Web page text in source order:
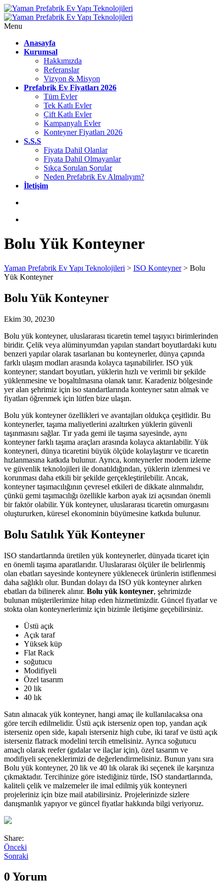
Menu
Anasayfa
Kurumsal
Hakkımızda
Referanslar
Vizyon & Misyon
Prefabrik Ev Fiyatları 2026
Tüm Evler
Tek Katlı Evler
Çift Katlı Evler
Kampanyalı Evler
Konteyner Fiyatları 2026
S.S.S
Fiyata Dahil Olanlar
Fiyata Dahil Olmayanlar
Sıkça Sorulan Sorular
Neden Prefabrik Ev Almalıyım?
İletişim
Bolu Yük Konteyner
Yaman Prefabrik Ev Yapı Teknolojileri > ISO Konteyner> Bolu
Yük Konteyner
Bolu Yük Konteyner
Ekim 30, 20230
Bolu yük konteyner, uluslararası ticaretin temel taşıyıcı birimlerinden
biridir. Çelik veya alüminyumdan yapılan standart boyutlardaki kutu
benzeri yapılar olarak tasarlanan bu konteynerler, dünya çapında
farklı ulaşım modları arasında kolayca taşınabilirler. ISO yük
konteyner; standart boyutları, yüklerin hızlı ve verimli bir şekilde
yüklenmesine ve boşaltılmasına olanak tanır. Karadeniz bölgesinde
yer alan şehrimiz için iso standartlarında konteyner satın almak ve
fiyatları öğrenmek için lütfen bize ulaşın.
Bolu yük konteyner özellikleri ve avantajları oldukça çeşitlidir. Bu
konteynerler, taşıma maliyetlerini azaltırken yüklerin güvenli
taşınmasını sağlar. Tır yada gemi ile taşıma sayesinde, aynı
konteyner farklı taşıma araçları arasında kolayca aktarılabilir. Yük
konteyneri, dünya ticaretini büyük ölçüde kolaylaştırır ve ticaretin
hızlanmasına katkıda bulunur. Ayrıca, konteynerler modern izleme
ve güvenlik teknolojileri ile donatıldığından, yüklerin izlenmesi ve
korunması daha etkili bir şekilde gerçekleştirilebilir. Ancak,
konteyner taşımacılığının çevresel etkileri de dikkate alınmalıdır,
çünkü gemi taşımacılığı özellikle karbon ayak izi açısından önemli
bir faktör olabilir. Yük konteyner, uluslararası ticaretin omurgasını
oluştururken, küresel ekonominin büyümesine katkıda bulunur.
Bolu Satılık Yük Konteyner
ISO standartlarında üretilen yük konteynerler, dünyada ticaret için
en önemli taşıma aparatlarıdır. Uluslararası ölçüler ile belirlenmiş
olan ebatları sayesinde konteynere yüklenecek ürünlerin istiflenmesi
daha sağlıklı olur. Bundan dolayı da ISO yük konteyner alırken
ebatları da bilinerek alınır. Bolu yük konteyner, şehrimizde
bulunan müşterilerimize hitap eden hizmetimizdir. Güncel fiyatlar ve
stokta olan konteynerlerimiz için bizimle iletişime geçebilirsiniz.
Üstü açık
Açık taraf
Yüksek küp
Flat Rack
soğutucu
Modifiyeli
Özel tasarım
20 lik
40 lık
Satın alınacak yük konteyner, hangi amaç ile kullanılacaksa ona
göre tercih edilmelidir. Üstü açık isterseniz open top, yandan açık
isterseniz open side, kapalı isterseniz high cube, iki taraf ve üstü açık
isterseniz flatrack modelini tercih etmelisiniz. Ayrıca soğutucu
amaçlı olarak reefer (gıdalar ve ilaçlar için), özel tasarım ve
modifiyeli seçeneklerimizi de değerlendirmelisiniz. Bunun yanı sıra
Bolu yük konteyner, 20 lik ve 40 lık olarak iki seçenek ile karşınıza
çıkmaktadır. Tercihinize göre istediğiniz türde, ISO standartlarında,
kaliteli çelik ve malzemeler ile imal edilmiş yük konteyneri
projeleriniz için bize mail atabilirsiniz. Projelerinizde sizlere
danışmanlık yapıyor ve güncel fiyatlar hakkında bilgi veriyoruz.
Share:
Önceki
Sonraki
0 Yorum